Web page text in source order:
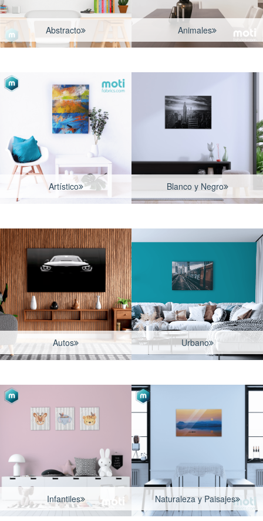
Abstracto Animales
Artístico Blanco y Negro
Autos Urbano
Infantiles Naturaleza y Paisajes